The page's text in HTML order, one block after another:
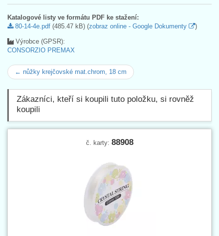
Katalogové listy ve formátu PDF ke stažení:
80-14-4e.pdf (485.47 kB) (zobraz online - Google Dokumenty )
Výrobce (GPSR):
CONSORZIO PREMAX
← nůžky krejčovské mat.chrom, 18 cm
Zákazníci, kteří si koupili tuto položku, si rovněž
koupili
č. karty: 88908